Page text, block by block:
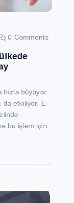
0 Comments
hızla büyüyor
da etkiliyor. E-
bu işlem için